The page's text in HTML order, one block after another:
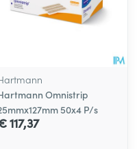
Omnistrip
50x4 P/s
117,37